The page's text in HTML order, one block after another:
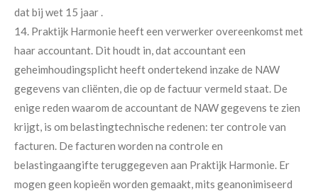
dat bij wet 15 jaar .
14. Praktijk Harmonie heeft een verwerker overeenkomst met
haar accountant. Dit houdt in, dat accountant een
geheimhoudingsplicht heeft ondertekend inzake de NAW
gegevens van cliënten, die op de factuur vermeld staat. De
enige reden waarom de accountant de NAW gegevens te zien
krijgt, is om belastingtechnische redenen: ter controle van
facturen. De facturen worden na controle en
belastingaangifte teruggegeven aan Praktijk Harmonie. Er
mogen geen kopieën worden gemaakt, mits geanonimiseerd